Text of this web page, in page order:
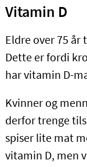
Vitamin D
Eldre over 75
Dette er fordi
har vitamin D-
Kvinner og
derfor trenge
spiser lite mat
vitamin D, men